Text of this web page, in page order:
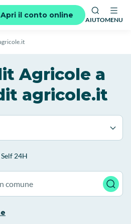
Apri il conto online
AIUTOMENU
Agricole a
agricole.it
24H